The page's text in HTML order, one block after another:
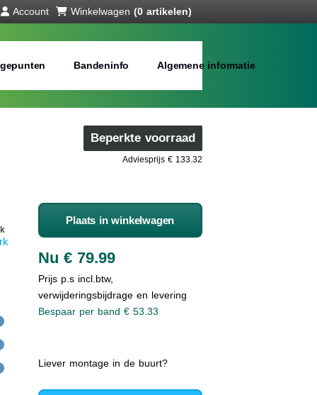
Account Winkelwagen (0 artikelen)
Bandeninfo Algemene informatie
Beperkte voorraad
Adviesprijs € 133.32
Plaats in winkelwagen
Nu € 79.99
Prijs p.s incl.btw,
verwijderingsbijdrage en levering
Bespaar per band € 53.33
Liever montage in de buurt?